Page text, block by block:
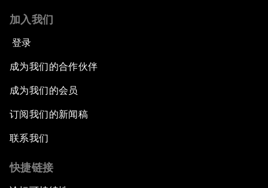
加入我们
登录
成为我们的合作伙伴
成为我们的会员
订阅我们的新闻稿
联系我们
快捷链接